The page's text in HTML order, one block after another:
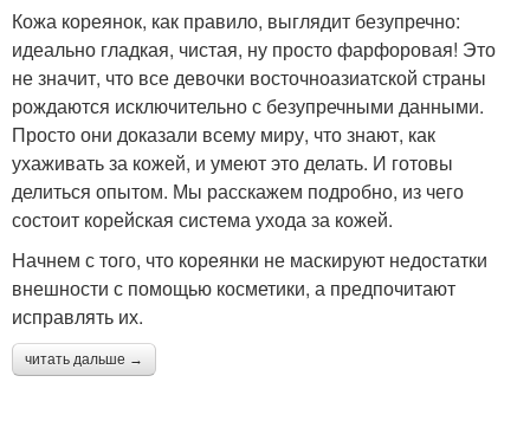
Кожа кореянок, как правило, выглядит безупречно:
идеально гладкая, чистая, ну просто фарфоровая! Это
не значит, что все девочки восточноазиатской страны
рождаются исключительно с безупречными данными.
Просто они доказали всему миру, что знают, как
ухаживать за кожей, и умеют это делать. И готовы
делиться опытом. Мы расскажем подробно, из чего
состоит корейская система ухода за кожей.
Начнем с того, что кореянки не маскируют недостатки
внешности с помощью косметики, а предпочитают
исправлять их.
читать дальше →